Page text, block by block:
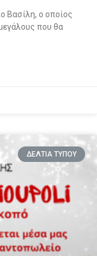
Βασίλη, ο οποίος
που θα
ΔΕΛΤΙΑ ΤΥΠΟΥ